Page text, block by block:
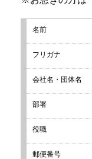
名前
フリガナ
会社名・団体名
部署
役職
郵便番号